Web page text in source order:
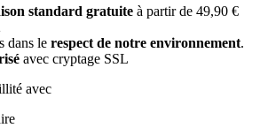
standard gratuite à partir de 49,90 €
dans le respect de notre environnement.
avec cryptage SSL
avec